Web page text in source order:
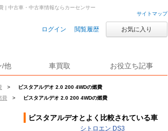
サイトマップ
ログイン 閲覧履歴 お気に入り
/他 車買取 お役立ち記事
>
ビスタアルデオ 2.0 200 4WDの燃費
費 > ビスタアルデオ 2.0 200 4WDの燃費
| 中古車・中古車情報ならカーセンサー
ビスタアルデオとよく比較されている車
シトロエン DS3